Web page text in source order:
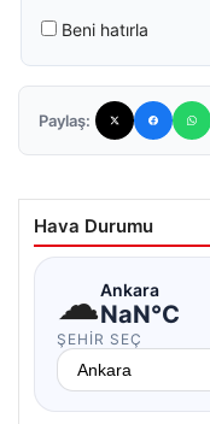
Beni hatırla
Paylaş:
Hava Durumu
☁Ankara
NaN°C
ŞEHIR SEÇ